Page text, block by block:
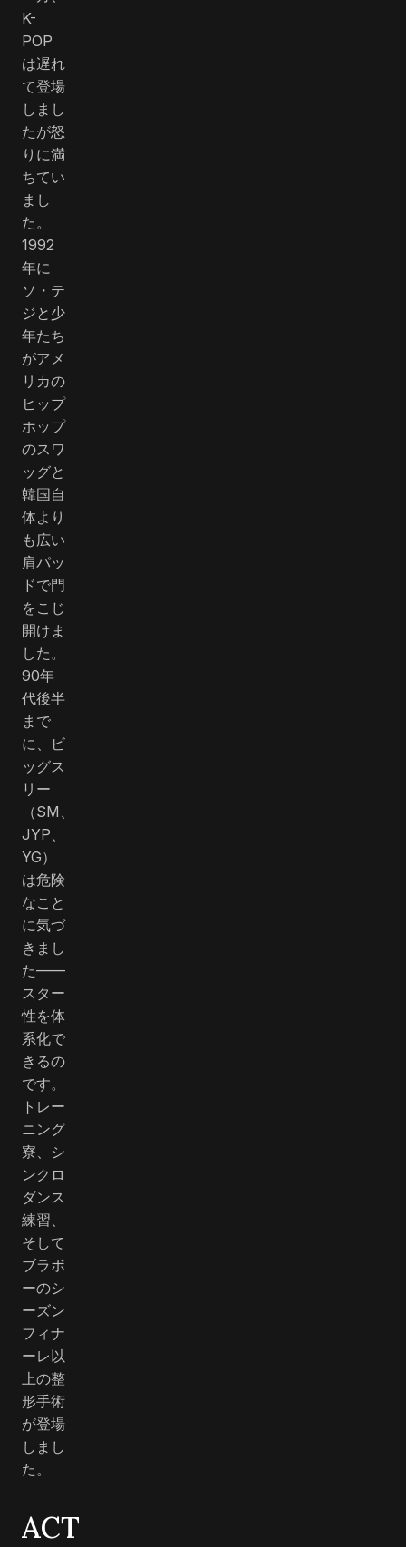
K-
POP
は遅れ
て登場
しまし
たが怒
りに満
ちてい
まし
た。
1992
年に
ソ・テ
ジと少
年たち
がアメ
リカの
ヒップ
ホップ
のスワ
ッグと
韓国自
体より
も広い
肩パッ
ドで門
をこじ
開けま
した。
90年
代後半
まで
に、ビ
ッグス
リー
（SM、
JYP、
YG）
は危険
なこと
に気づ
きまし
た――
スター
性を体
系化で
きるの
です。
トレー
ニング
寮、シ
ンクロ
ダンス
練習、
そして
ブラボ
ーのシ
ーズン
フィナ
ーレ以
上の整
形手術
が登場
しまし
た。
ACT